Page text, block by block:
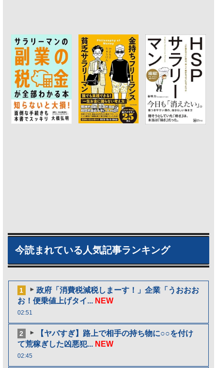
今読まれている人気記事ランキング
1
政府「消費税減税しまーす！」企業「うおおお
お！便乗値上げタイ... NEW
02:51
2
【ヤバすぎ】路上で相手の持ち物に○○を付け
て荒稼ぎした凶悪犯... NEW
02:45